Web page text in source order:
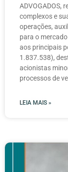
ADVOGADOS,
complexos e
operações,
para o
aos principais
1.837.538),
acionistas
processos de
LEIA MAIS »